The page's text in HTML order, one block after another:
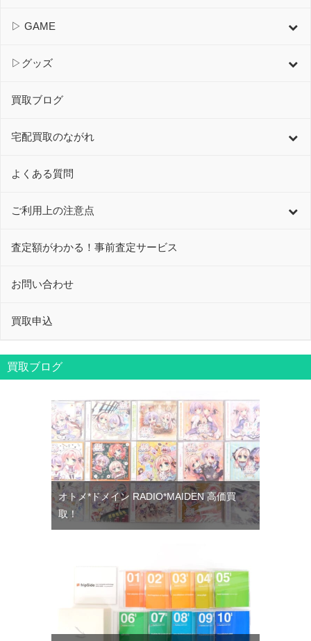
▷ GAME
▷グッズ
買取ブログ
宅配買取のながれ
よくある質問
ご利用上の注意点
査定額がわかる！事前査定サービス
お問い合わせ
買取申込
買取ブログ
オトメ*ドメイン RADIO*MAIDEN 高価買
取！